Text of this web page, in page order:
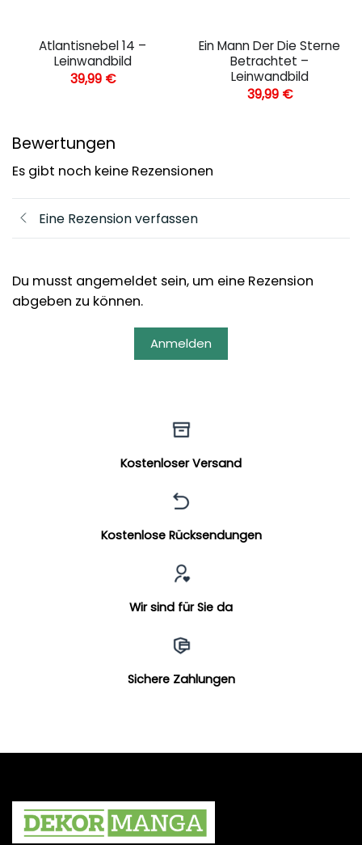
Atlantisnebel 14 –
Leinwandbild
39,99 €
Ein Mann Der Die Sterne
Betrachtet –
Leinwandbild
39,99 €
Bewertungen
Es gibt noch keine Rezensionen
Eine Rezension verfassen
Du musst angemeldet sein, um eine Rezension
abgeben zu können.
Anmelden
Kostenloser Versand
Kostenlose Rücksendungen
Wir sind für Sie da
Sichere Zahlungen